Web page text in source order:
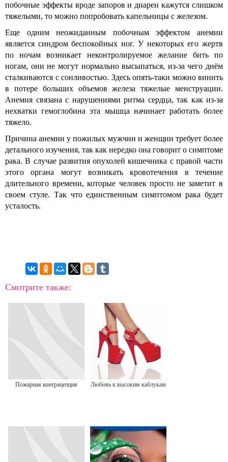
побочные эффекты вроде запоров и диареи кажутся слишком
тяжелыми, то можно попробовать капельницы с железом.
Еще одним неожиданным побочным эффектом анемии
является синдром беспокойных ног. У некоторых его жертв
по ночам возникает неконтролируемое желание бить по
ногам, они не могут нормально высыпаться, из-за чего днём
сталкиваются с сонливостью. Здесь опять-таки можно винить
в потере больших объемов железа тяжелые менструации.
Анемия связана с нарушениями ритма сердца, так как из-за
нехватки гемоглобина эта мышца начинает работать более
тяжело.
Причина анемии у пожилых мужчин и женщин требует более
детального изучения, так как нередко она говорит о симптоме
рака. В случае развития опухолей кишечника с правой части
этого органа могут возникать кровотечения в течение
длительного времени, которые человек просто не заметит в
своем стуле. Так что единственным симптомом рака будет
усталость.
Смотрите также:
Пожарная контрацепция Любовь к высоким каблукам